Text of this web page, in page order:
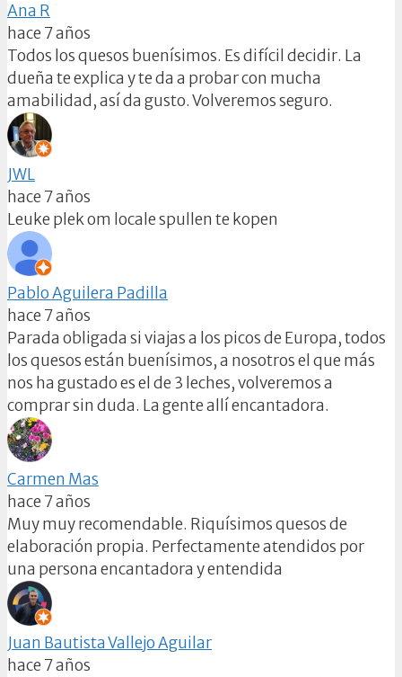
Ana R
hace 7 años
Todos los quesos buenísimos. Es difícil decidir. La
dueña te explica y te da a probar con mucha
amabilidad, así da gusto. Volveremos seguro.
JWL
hace 7 años
Leuke plek om locale spullen te kopen
Pablo Aguilera Padilla
hace 7 años
Parada obligada si viajas a los picos de Europa, todos
los quesos están buenísimos, a nosotros el que más
nos ha gustado es el de 3 leches, volveremos a
comprar sin duda. La gente allí encantadora.
Carmen Mas
hace 7 años
Muy muy recomendable. Riquísimos quesos de
elaboración propia. Perfectamente atendidos por
una persona encantadora y entendida
Juan Bautista Vallejo Aguilar
hace 7 años